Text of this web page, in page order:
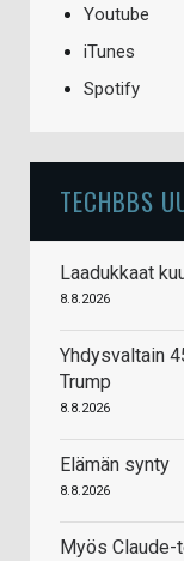
Youtube
iTunes
Spotify
TECHBBS
Laadukkaat
8.8.2026
Yhdysvaltain
Trump
8.8.2026
Elämän synty
8.8.2026
Myös